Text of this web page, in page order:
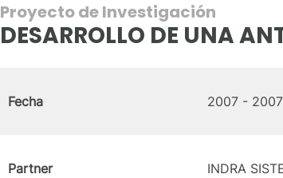
Proyecto de Investigación
DESARROLLO DE UNA
Fecha 2007 - 2007
Partner INDRA